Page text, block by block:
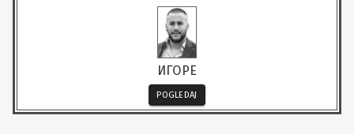
ИГОРЕ
POGLEDAJ